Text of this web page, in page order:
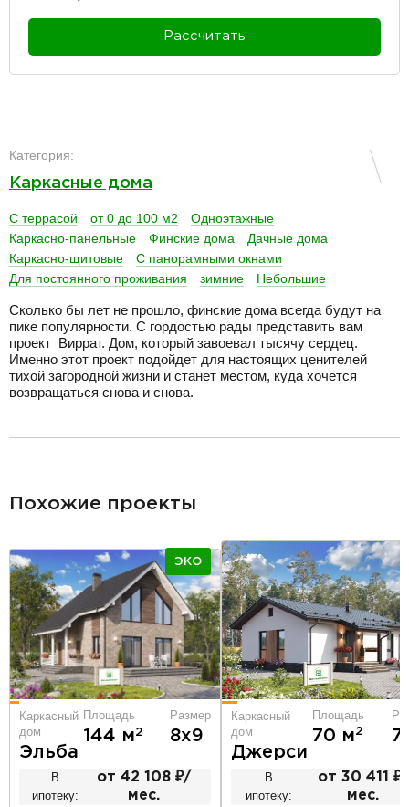
Рассчитать
Категория:
Каркасные дома
С террасой от 0 до 100 м2
Одноэтажные
Каркасно-панельные
Финские дома
Дачные дома
Каркасно-щитовые
С панорамными окнами
Для постоянного проживания
зимние Небольшие
Сколько бы лет не прошло, финские дома всегда будут на
пике популярности. С гордостью рады представить вам
проект Виррат. Дом, который завоевал тысячу сердец.
Именно этот проект подойдет для настоящих ценителей
тихой загородной жизни и станет местом, куда хочется
возвращаться снова и снова.
Похожие проекты
ЭКО
Каркасный
дом
Эльба
Площадь
144 м2
Размер
8х9
В
ипотеку:
от 42 108 ₽/
мес.
Каркасный
дом
Джерси
Площадь
70 м2
В
ипотеку:
от 30 411 ₽/
мес.